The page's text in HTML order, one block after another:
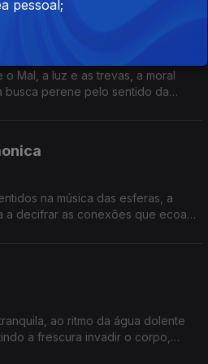
Mal, a luz e as trevas, a moral
busca perene pelo sentido da
na música das esferas, a
a decifrar as conexões que ecoam
ao ritmo da água dolente
a frescura invadir o corpo,
pessoal;